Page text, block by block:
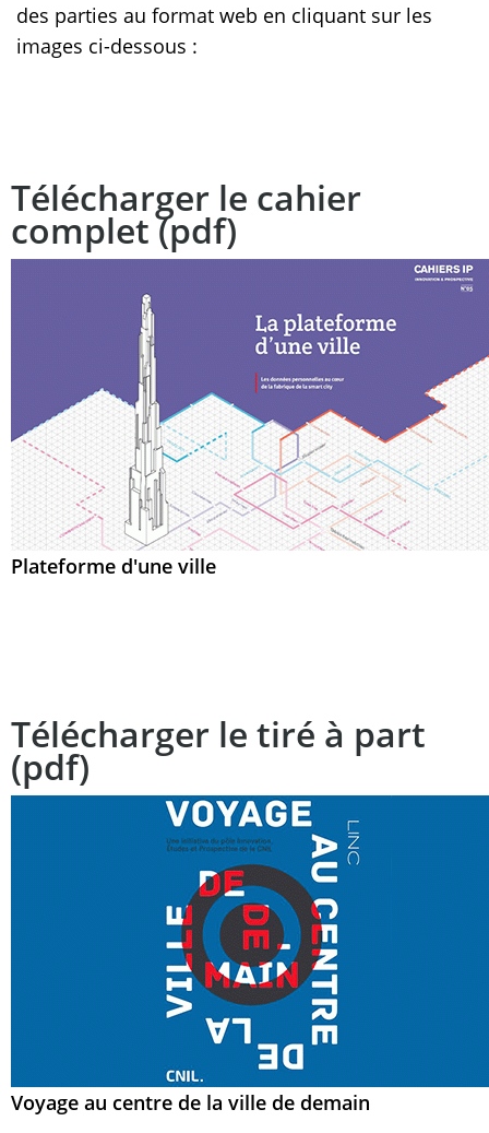
des parties au format web en cliquant sur les
images ci-dessous :
Télécharger le cahier
complet (pdf)
Plateforme d'une ville
Télécharger le tiré à part
(pdf)
Voyage au centre de la ville de demain